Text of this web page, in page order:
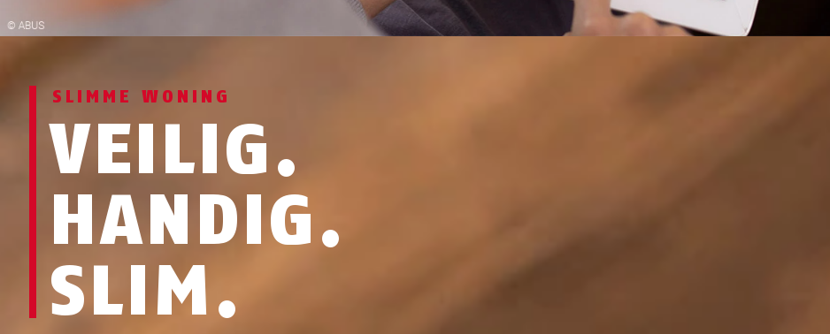
SLIMME WONING
VEILIG.
HANDIG.
SLIM.